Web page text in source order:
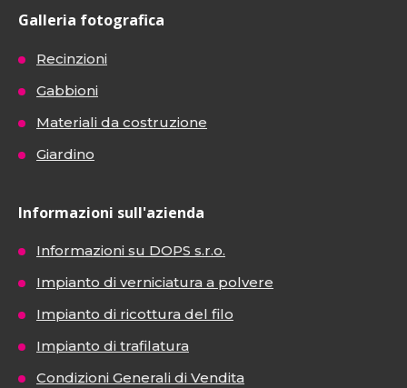
Galleria fotografica
Recinzioni
Gabbioni
Materiali da costruzione
Giardino
Informazioni sull'azienda
Informazioni su DOPS s.r.o.
Impianto di verniciatura a polvere
Impianto di ricottura del filo
Impianto di trafilatura
Condizioni Generali di Vendita